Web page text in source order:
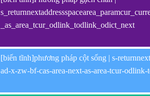
_as_area_tcur_odlink_todlink_odict_next
[biến tĩnh]phương pháp cột sống | s-
ad-x-zw-bf-cas-area-next-as-area-tcur-